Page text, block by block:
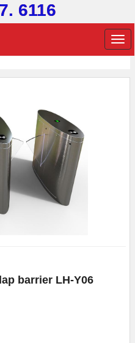
6116
barrier LH-Y06